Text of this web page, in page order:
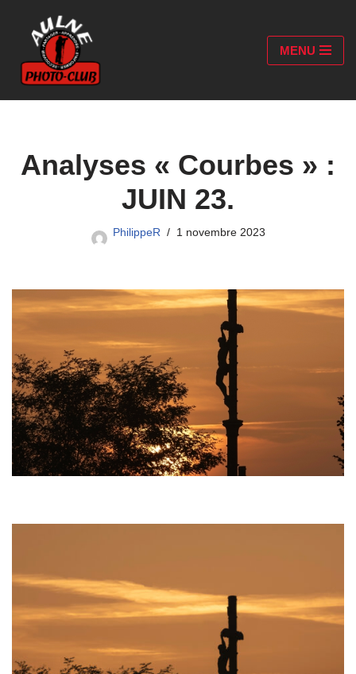
Aller
au
contenu
MENU
Analyses « Courbes » :
JUIN 23.
PhilippeR 1 novembre 2023